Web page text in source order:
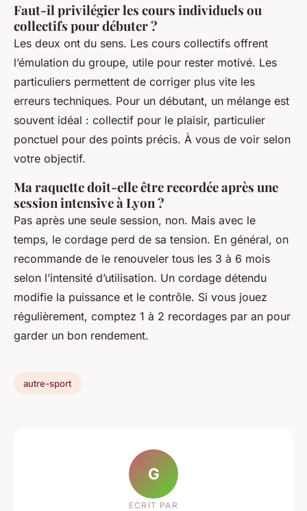
Faut-il privilégier les cours individuels ou
collectifs pour débuter ?
Les deux ont du sens. Les cours collectifs offrent
l’émulation du groupe, utile pour rester motivé. Les
particuliers permettent de corriger plus vite les
erreurs techniques. Pour un débutant, un mélange est
souvent idéal : collectif pour le plaisir, particulier
ponctuel pour des points précis. À vous de voir selon
votre objectif.
Ma raquette doit-elle être recordée après une
session intensive à Lyon ?
Pas après une seule session, non. Mais avec le
temps, le cordage perd de sa tension. En général, on
recommande de le renouveler tous les 3 à 6 mois
selon l’intensité d’utilisation. Un cordage détendu
modifie la puissance et le contrôle. Si vous jouez
régulièrement, comptez 1 à 2 recordages par an pour
garder un bon rendement.
autre-sport
G
ECRIT PAR